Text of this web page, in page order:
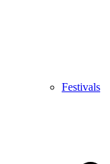
Festivals